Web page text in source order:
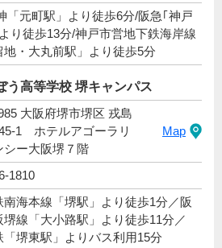
「元町駅」より徒歩6分/阪急｢神戸
り徒歩13分/神戸市営地下鉄海岸線
地・大丸前駅」より徒歩5分
う高等学校 堺キャンパス
大阪府堺市堺区 戎島
1 ホテルアゴーラリ
シー大阪堺７階
Map
1810
南海本線「堺駅」より徒歩1分／阪
堺線「大小路駅」より徒歩11分／
「堺東駅」よりバス利用15分